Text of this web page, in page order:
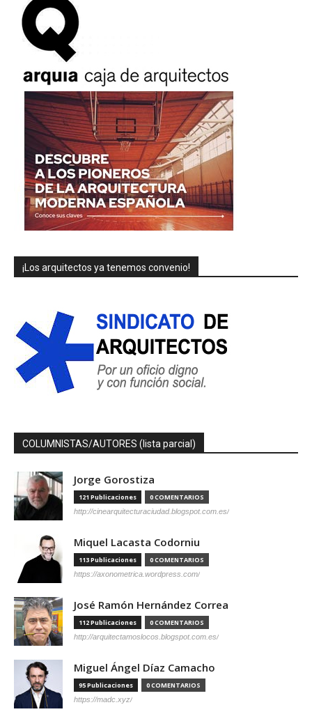
¡Los arquitectos ya tenemos convenio!
COLUMNISTAS/AUTORES (lista parcial)
Jorge Gorostiza
121 Publicaciones 0 COMENTARIOS
http://cinearquitecturaciudad.blogspot.com.es/
Miquel Lacasta Codorniu
113 Publicaciones 0 COMENTARIOS
https://axonometrica.wordpress.com/
José Ramón Hernández Correa
112 Publicaciones 0 COMENTARIOS
http://arquitectamoslocos.blogspot.com.es/
Miguel Ángel Díaz Camacho
95 Publicaciones 0 COMENTARIOS
https://madc.xyz/